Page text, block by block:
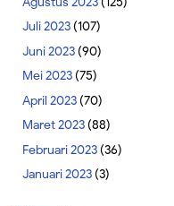
Juli 2023(107)
Juni 2023(90)
Mei 2023(75)
April 2023(70)
Maret 2023(88)
Februari 2023(36)
Januari 2023(3)